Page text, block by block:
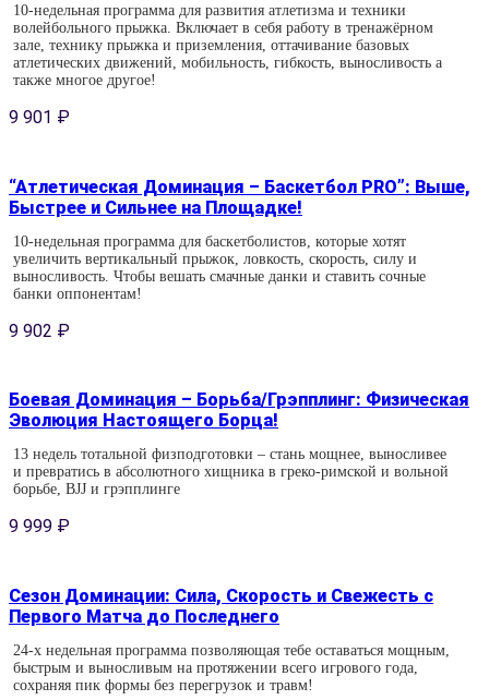
10-недельная программа для развития атлетизма и техники
волейбольного прыжка. Включает в себя работу в тренажёрном
зале, технику прыжка и приземления, оттачивание базовых
атлетических движений, мобильность, гибкость, выносливость а
также многое другое!
9 901 ₽
“Атлетическая Доминация – Баскетбол PRO”: Выше,
Быстрее и Сильнее на Площадке!
10-недельная программа для баскетболистов, которые хотят
увеличить вертикальный прыжок, ловкость, скорость, силу и
выносливость. Чтобы вешать смачные данки и ставить сочные
банки оппонентам!
9 902 ₽
Боевая Доминация – Борьба/Грэпплинг: Физическая
Эволюция Настоящего Борца!
13 недель тотальной физподготовки – стань мощнее, выносливее
и превратись в абсолютного хищника в греко-римской и вольной
борьбе, BJJ и грэпплинге
9 999 ₽
Сезон Доминации: Сила, Скорость и Свежесть с
Первого Матча до Последнего
24-х недельная программа позволяющая тебе оставаться мощным,
быстрым и выносливым на протяжении всего игрового года,
сохраняя пик формы без перегрузок и травм!